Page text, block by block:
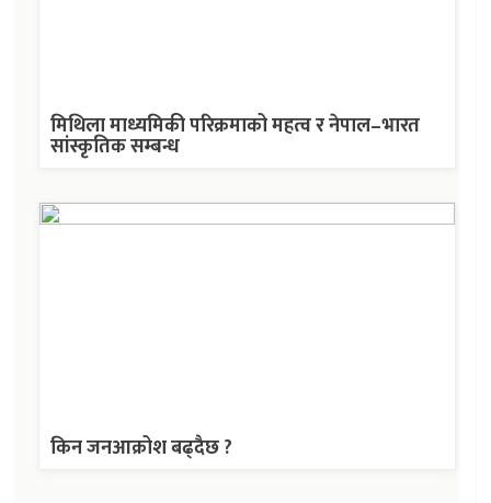
मिथिला माध्यमिकी परिक्रमाको महत्व र नेपाल–भारत
सांस्कृतिक सम्बन्ध
किन जनआक्रोश बढ्दैछ ?